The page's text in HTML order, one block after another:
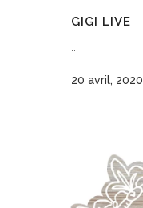
GIGI LIVE
20 avril, 2020